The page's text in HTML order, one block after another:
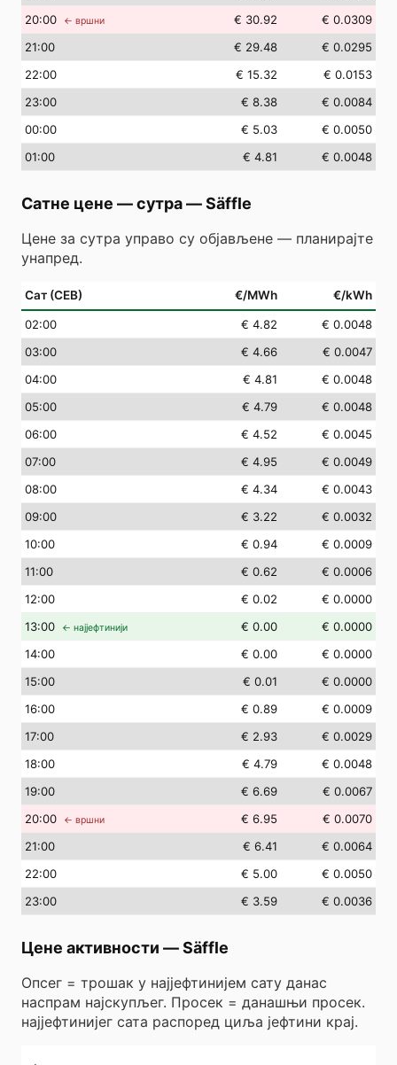
20:00 ← вршни € 30.92
€ 0.0309
21:00 € 29.48
€ 0.0295
22:00 € 15.32
€ 0.0153
23:00 € 8.38
€ 0.0084
00:00 € 5.03
€ 0.0050
01:00 € 4.81 € 0.0048
Сатне цене — сутра—Säffle
Цене за сутра управо су објављене — планирајте
унапред.
Сат (СЕВ) €/MWh €/kWh
02:00 € 4.82
€ 0.0048
03:00 € 4.66
€ 0.0047
04:00 € 4.81
€ 0.0048
05:00 € 4.79
€ 0.0048
06:00 € 4.52
€ 0.0045
07:00 € 4.95
€ 0.0049
08:00 € 4.34
€ 0.0043
09:00 € 3.22
€ 0.0032
10:00 € 0.94
€ 0.0009
11:00 € 0.62
€ 0.0006
12:00 € 0.02
€ 0.0000
13:00 ← најјефтинији € 0.00
€ 0.0000
14:00 € 0.00
€ 0.0000
15:00 € 0.01
€ 0.0000
16:00 € 0.89
€ 0.0009
17:00 € 2.93
€ 0.0029
18:00 € 4.79
€ 0.0048
19:00 € 6.69
€ 0.0067
20:00 ← вршни € 6.95
€ 0.0070
21:00 € 6.41
€ 0.0064
22:00 € 5.00
€ 0.0050
23:00 € 3.59 € 0.0036
Цене активности —Säffle
Опсег = трошак у најјефтинијем сату данас
наспрам најскупљег. Просек = данашњи просек.
најјефтинијег сата распоред циља јефтини крај.